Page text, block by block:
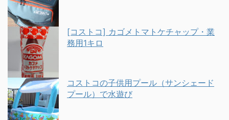
[コストコ] カゴメトマトケチャップ・業
務用1キロ
コストコの子供用プール（サンシェード
プール）で水遊び